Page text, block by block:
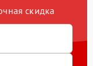
скидка